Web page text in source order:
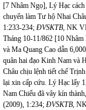
[7 Nhâm Ngọ], Lý Hạc
chuyển làm Tư hộ Nhai
1:233-234; ĐVSKTB, NK
Tháng 10-11/862 [10
và Ma Quang Cao dẫn
quân hai đạo Kinh Nam và
Châu chịu lệnh tiết chế
lại xin cấp cứu. Lý Hạc lấy
Nam Chiếu đã vây kín
(2009), 1:234; ĐVSKTB,